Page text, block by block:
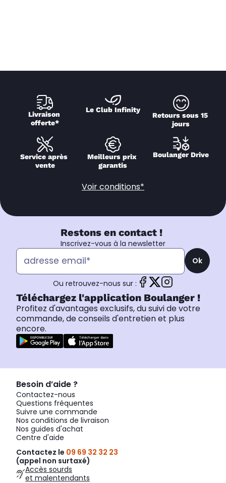
Livraison
offerte*
Le Club Infinity
Retours sous 15
jours
Service après
vente
Meilleurs prix
garantis
Boulanger Drive
Voir conditions*
Restons en contact !
Inscrivez-vous à la newsletter
Ok
Ou retrouvez-nous sur :
Téléchargez l'application Boulanger !
Profitez d'avantages exclusifs, du suivi de votre
commande, de conseils d'entretien et plus
encore.
Besoin d’aide ?
Contactez-nous
Questions fréquentes
Suivre une commande
Nos conditions de livraison
Nos guides d'achat
Centre d'aide
Contactez le 09 69 32 32 23
(appel non surtaxé)
Accès sourds
et malentendants